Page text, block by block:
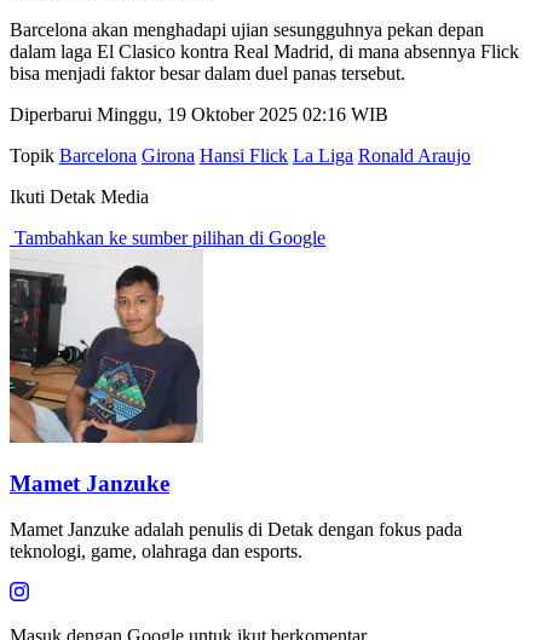
Barcelona akan menghadapi ujian sesungguhnya pekan depan
dalam laga El Clasico kontra Real Madrid, di mana absennya Flick
bisa menjadi faktor besar dalam duel panas tersebut.
Diperbarui Minggu, 19 Oktober 2025 02:16 WIB
Topik Barcelona Girona Hansi Flick La Liga Ronald Araujo
Ikuti Detak Media
Tambahkan ke sumber pilihan di Google
Mamet Janzuke
Mamet Janzuke adalah penulis di Detak dengan fokus pada
teknologi, game, olahraga dan esports.